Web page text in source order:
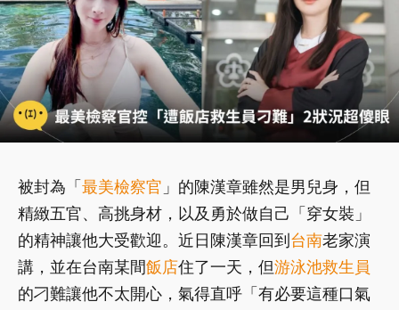
被封為「 最美檢察官 」的陳漢章雖然是男兒身，但
精緻五官、高挑身材，以及勇於做自己「穿女裝」
的精神讓他大受歡迎。近日陳漢章回到 台南老家演
講，並在台南某間飯店住了一天，但游泳池救生員
的刁難讓他不太開心，氣得直呼「有必要這種口氣